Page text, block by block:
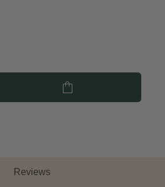
Reviews